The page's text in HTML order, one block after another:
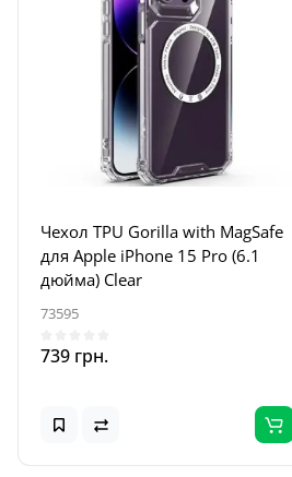
Чехол TPU Gorilla with MagSafe
для Apple iPhone 15 Pro (6.1
дюйма) Clear
73595
739 грн.